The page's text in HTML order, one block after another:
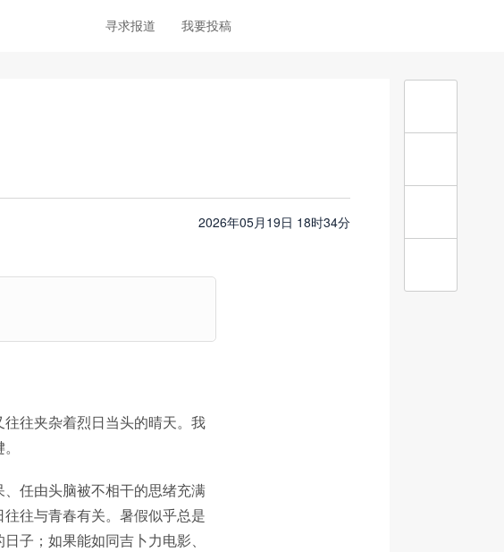
寻求报道 我要投稿
2026年05月19日 18时34分
往夹杂着烈日当头的晴天。我
任由头脑被不相干的思绪充满
往与青春有关。暑假似乎总是
子；如果能如同吉卜力电影、